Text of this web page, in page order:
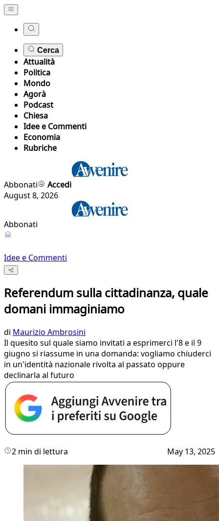
Cerca
Attualità
Politica
Mondo
Agorà
Podcast
Chiesa
Idee e Commenti
Economia
Rubriche
Abbonati
Accedi
August 8, 2026
Abbonati
Idee e Commenti
Referendum sulla cittadinanza, quale
domani immaginiamo
di Maurizio Ambrosini
Il quesito sul quale siamo invitati a esprimerci l'8 e il 9
giugno si riassume in una domanda: vogliamo chiuderci
in un'identità nazionale rivolta al passato oppure
declinarla al futuro
2 min di lettura May 13, 2025